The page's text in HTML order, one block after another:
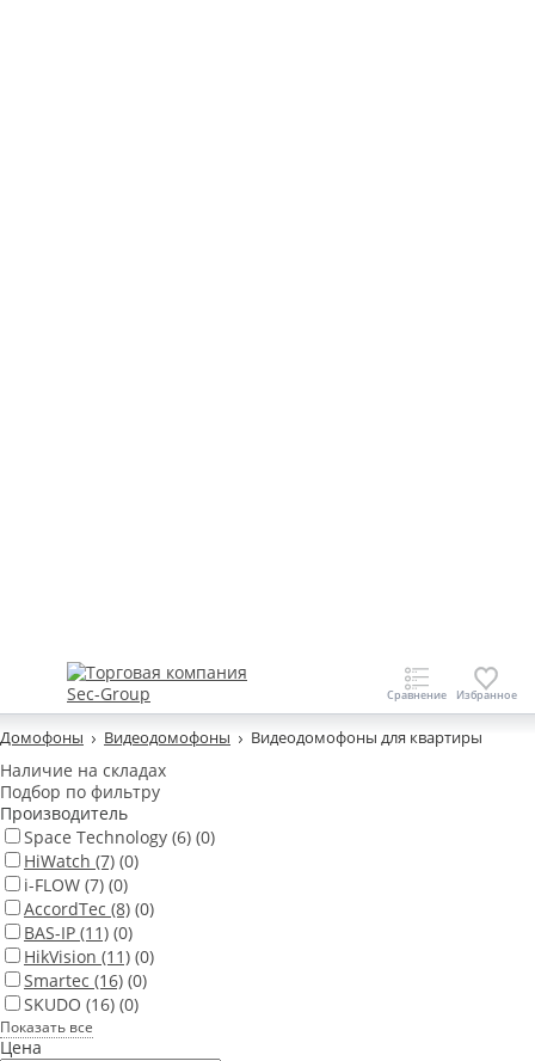
Домофоны Видеодомофоны Видеодомофоны для квартиры
Наличие на складах
Подбор по фильтру
Производитель
Space Technology (6) (0)
HiWatch (7) (0)
i-FLOW (7) (0)
AccordTec (8) (0)
BAS-IP (11) (0)
HikVision (11) (0)
Smartec (16) (0)
SKUDO (16) (0)
Показать все
Цена